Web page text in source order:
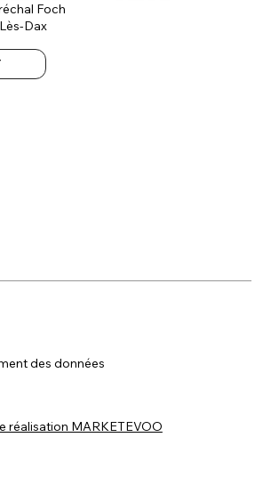
Foch
Dax
des données
réalisation MARKETEVOO